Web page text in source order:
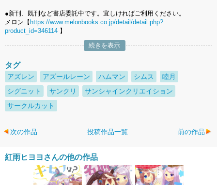
●新刊、既刊など書店委託中です。宜しければご利用ください。
メロン【 https://www.melonbooks.co.jp/detail/detail.php?
product_id=346114 】
続きを表示
タグ
アズレン アズールレーン ハムマン シムス
睦月
シグニット
サンクリ
サンシャインクリエイション
サークルカット
次の作品 投稿作品一覧 前の作品
紅雨ヒヨヨさんの他の作品